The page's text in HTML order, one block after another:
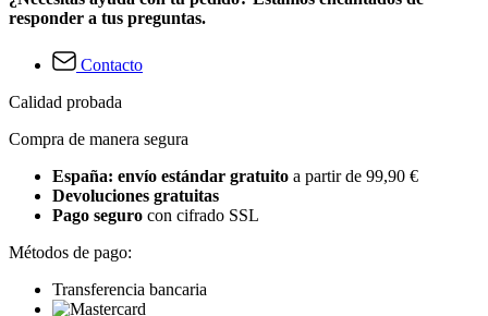
responder a tus preguntas.
Contacto
Calidad probada
Compra de manera segura
España: envío estándar gratuito a partir de 99,90 €
Devoluciones gratuitas
Pago seguro con cifrado SSL
Métodos de pago:
Transferencia bancaria